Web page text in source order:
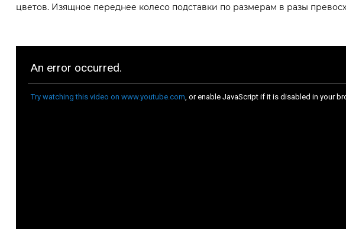
цветов. Изящное переднее колесо подставки по размерам в разы